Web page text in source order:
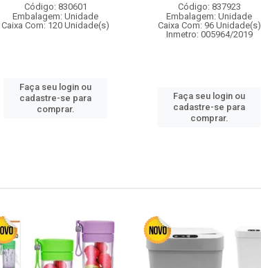
Código: 830601
Embalagem: Unidade
Caixa Com: 120 Unidade(s)
Faça seu login ou
cadastre-se para
comprar.
Código: 837923
Embalagem: Unidade
Caixa Com: 96 Unidade(s)
Inmetro: 005964/2019
Faça seu login ou
cadastre-se para
comprar.